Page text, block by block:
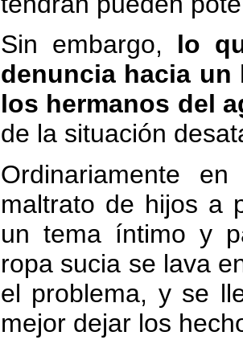
Sin embargo, lo
denuncia hacia
los hermanos del
de la situación
Ordinariamente
maltrato de hijos a
un tema íntimo y
ropa sucia se lava
el problema, y se
mejor dejar los